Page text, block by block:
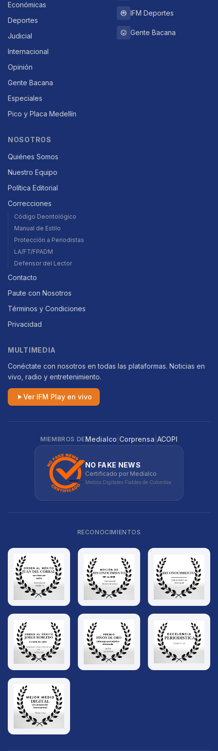
Económicas
Deportes
Judicial
Internacional
Opinión
Gente Bacana
Especiales
Pico y Placa Medellín
IFM Deportes
Gente Bacana
NOSOTROS
Quiénes Somos
Nuestro Equipo
Política Editorial
Correcciones
Código Deontológico
Manual de Estilo
Protección a Periodistas
LA/FT/FPADM
Defensor del Lector
Contacto
Paute con Nosotros
Términos y Condiciones
Privacidad
MULTIMEDIA
Conéctate con nosotros en todas las plataformas. Noticias en
vivo, radio y entretenimiento.
Ver IFM Play en vivo
MIEMBROS DEMedialco Corprensa ACOPI
NO FAKE NEWS
Certificado por Medialco
Medios Digitales Fiables de Colombia
RECONOCIMIENTOS